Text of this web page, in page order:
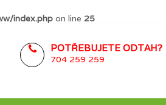
index.php on line 25
POTŘEBUJETE ODTAH?
704 259 259